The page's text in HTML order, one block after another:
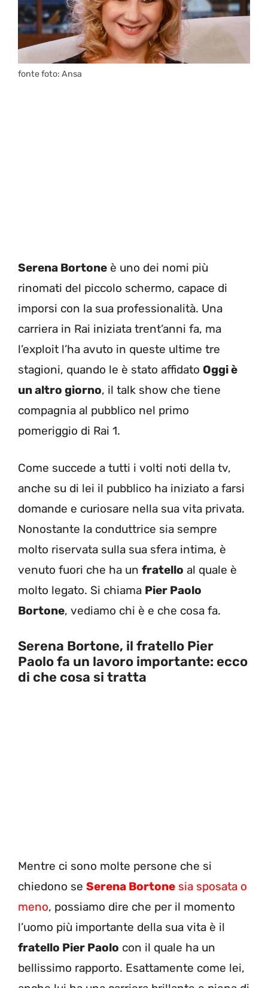
fonte foto: Ansa
Serena Bortone è uno dei nomi più
rinomati del piccolo schermo, capace di
imporsi con la sua professionalità. Una
carriera in Rai iniziata trent’anni fa, ma
l’exploit l’ha avuto in queste ultime tre
stagioni, quando le è stato affidato Oggi è
un altro giorno, il talk show che tiene
compagnia al pubblico nel primo
pomeriggio di Rai 1.
Come succede a tutti i volti noti della tv,
anche su di lei il pubblico ha iniziato a farsi
domande e curiosare nella sua vita privata.
Nonostante la conduttrice sia sempre
molto riservata sulla sua sfera intima, è
venuto fuori che ha un fratello al quale è
molto legato. Si chiama Pier Paolo
Bortone, vediamo chi è e che cosa fa.
Serena Bortone, il fratello Pier
Paolo fa un lavoro importante: ecco
di che cosa si tratta
Mentre ci sono molte persone che si
chiedono se Serena Bortone sia sposata o
meno, possiamo dire che per il momento
l’uomo più importante della sua vita è il
fratello Pier Paolo con il quale ha un
bellissimo rapporto. Esattamente come lei,